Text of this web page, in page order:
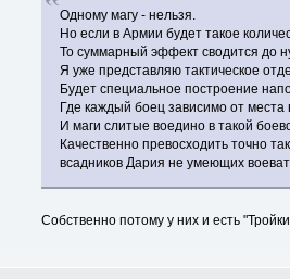
Одному магу - нельзя.
Но если в Армии будет такое
То суммарный эффект сводится до
Я уже представляю тактическое
Будет специальное построение
Где каждый боец зависимо от
И маги слитые воедино в такой
Качественно превосходить точно
всадников Дария не умеющих
Собственно потому у них и есть